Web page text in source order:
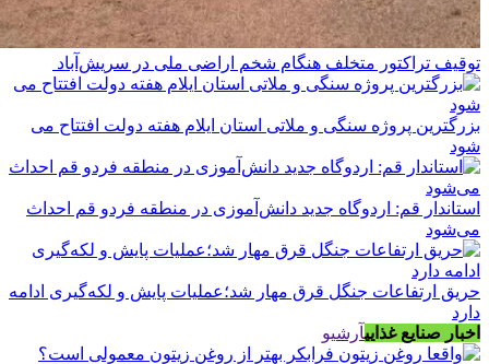
توقیف تراکتور متخلف هنگام شخم اراضی ملی در سریش‌آباد
بزرگترین پروژه سنگی و ملاتی استان ایلام هفته دولت افتتاح می
شود
استاندار قم: اردوگاه جدید دانش‌آموزی در منطقه فردو قم احداث
می‌شود
حریق ارتفاعات جنگل قرق مهار شد؛عملیات پایش و لکه‌گیری ادامه
دارد
اخبار صنایع غذاییآرشیو